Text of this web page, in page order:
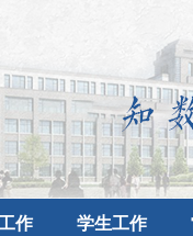
作 学生工作